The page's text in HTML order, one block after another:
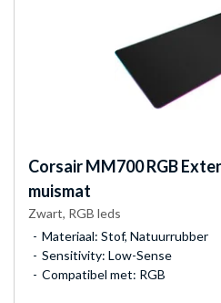
CorsairMM700 RGB
muismat
Zwart, RGB leds
Materiaal: Stof, Natuurrubber
Sensitivity: Low-Sense
Compatibel met: RGB